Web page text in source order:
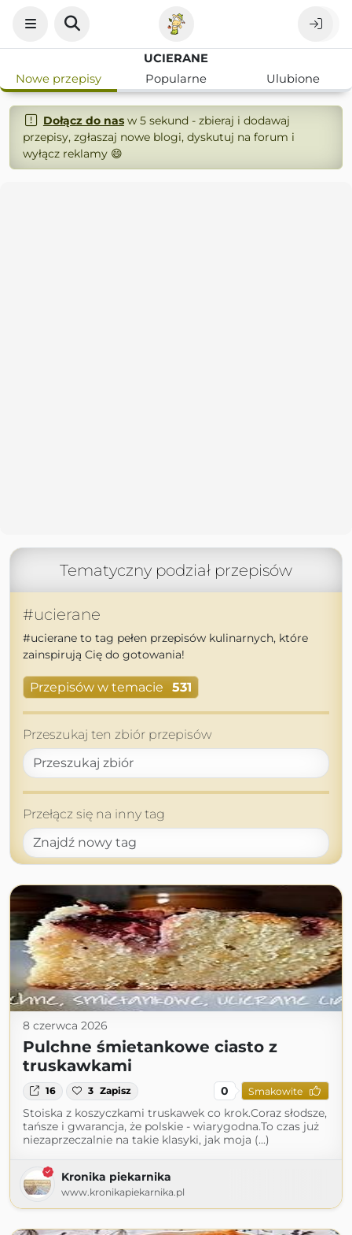
UCIERANE
Nowe przepisy
Popularne Ulubione
Dołącz do nasw 5 sekund - zbieraj i dodawaj
przepisy, zgłaszaj nowe blogi, dyskutuj na forum i
wyłącz reklamy 😄
Tematyczny podział przepisów
#ucierane
#ucierane to tag pełen przepisów kulinarnych, które
zainspirują Cię do gotowania!
Przepisów w temacie 531
Przeszukaj ten zbiór przepisów
Przełącz się na inny tag
8 czerwca 2026
Pulchne śmietankowe ciasto z
truskawkami
16 3 Zapisz 0 Smakowite
Stoiska z koszyczkami truskawek co krok.Coraz słodsze,
tańsze i gwarancja, że polskie - wiarygodna.To czas już
niezaprzeczalnie na takie klasyki, jak moja (...)
Kronika piekarnika
www.kronikapiekarnika.pl